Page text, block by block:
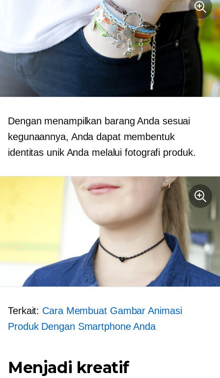
Dengan menampilkan barang Anda sesuai
kegunaannya, Anda dapat membentuk
identitas unik Anda melalui fotografi produk.
Terkait: Cara Membuat Gambar Animasi
Produk Dengan Smartphone Anda
Menjadi kreatif